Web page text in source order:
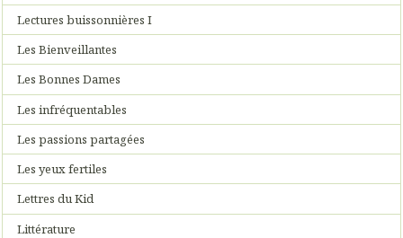
Lectures buissonnières I
Les Bienveillantes
Les Bonnes Dames
Les infréquentables
Les passions partagées
Les yeux fertiles
Lettres du Kid
Littérature